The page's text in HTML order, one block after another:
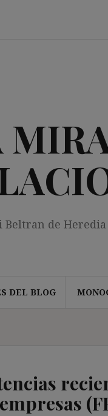
Beltran de
DEL BLOG